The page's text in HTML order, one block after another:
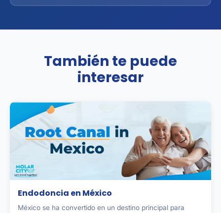
También te puede
interesar
Endodoncia en México
México se ha convertido en un destino principal para